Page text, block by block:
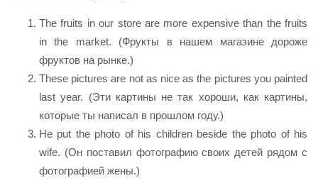
The fruits in our store are more expensive than the fruits
in the market. (Фрукты в нашем магазине дороже
фруктов на рынке.)
These pictures are not as nice as the pictures you painted
last year. (Эти картины не так хороши, как картины,
которые ты написал в прошлом году.)
He put the photo of his children beside the photo of his
wife. (Он поставил фотографию своих детей рядом с
фотографией жены.)